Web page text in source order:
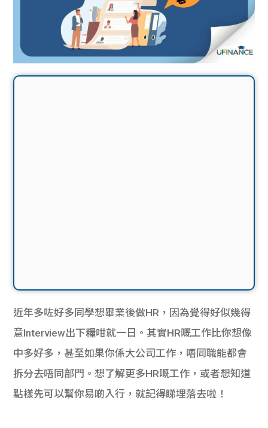
近年多咗好多同學想畢業後做HR，因為覺得好似幾得
意Interview出下糧咁就一日。其實HR嘅工作比你想像
中多好多，甚至如果你係大公司工作，唔同職能都會
拆分去唔同部門。想了解更多HR嘅工作，或者想知道
點樣先可以幫你易啲入行，就記得睇埋落去啦！